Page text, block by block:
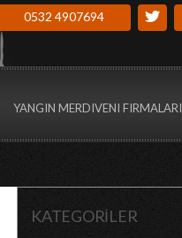
0532 4907694
YANGIN MERDIVENI FIRMALARI
KATEGORİLER